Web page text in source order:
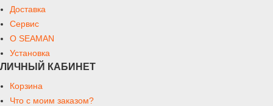
Доставка
Сервис
О SEAMAN
Установка
ЛИЧНЫЙ КАБИНЕТ
Корзина
Что с моим заказом?